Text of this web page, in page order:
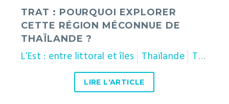
TRAT : POURQUOI EXPLORER
CETTE RÉGION MÉCONNUE DE
THAÏLANDE ?
L’Est : entre littoral et îles Thaïlande Trat
LIRE L'ARTICLE